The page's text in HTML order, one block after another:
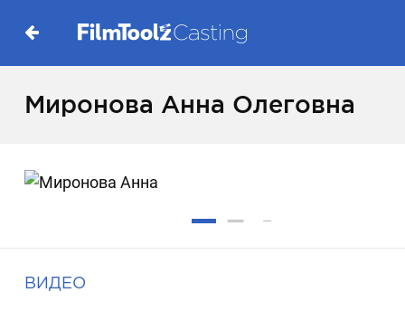
Миронова Анна Олеговна
ВИДЕО